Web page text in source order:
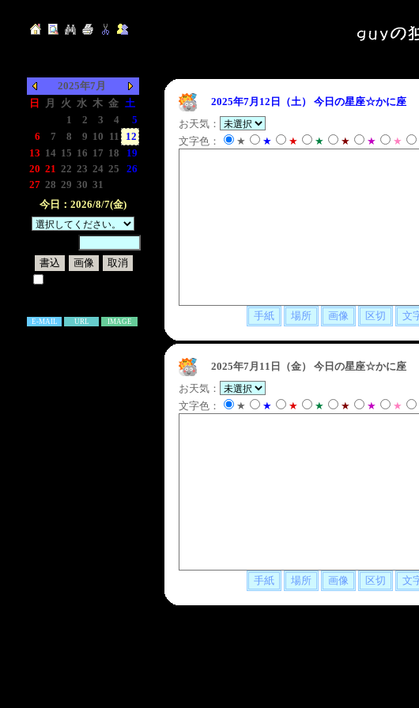
2025年7月
日
月 火 水 木 金 土
1 2 3 4
5
6
7 8 9 10 11
12
13 14 15 16 17 18
19
20 21 22 23 24 25
26
27 28 29 30 31
今日：2026/8/7(金)
E-MAIL URL IMAGE
2025年7月12日（土）
今日の星座☆かに座
お天気：
文字色：
★ ★ ★ ★ ★ ★ ★
2025年7月11日（金）
今日の星座☆かに座
お天気：
文字色：
★ ★ ★ ★ ★ ★ ★